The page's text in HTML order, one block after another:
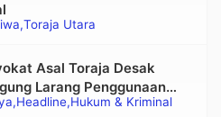
Toraja Utara
Headline Hukum & Kriminal
Asal Toraja Desak
Larang Penggunaan
Eksekusi Rumah Adat